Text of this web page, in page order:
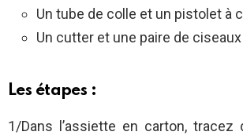
Un tube de colle et un pistolet à
Un cutter et une paire de ciseaux
Les étapes :
1/Dans l’assiette en carton, tracez